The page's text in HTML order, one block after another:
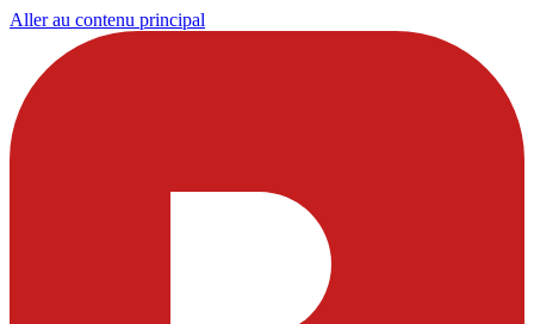
Aller au contenu principal